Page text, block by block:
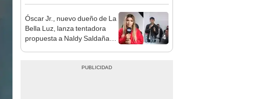
bajo”
4
Óscar Jr., nuevo dueño de La
Bella Luz, lanza tentadora
propuesta a Naldy Saldaña